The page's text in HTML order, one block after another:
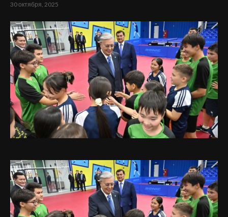
30 октября, 2025